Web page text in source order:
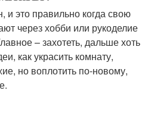
и это правильно когда свою
через хобби или рукоделие
– захотеть, дальше хоть
как украсить комнату,
но воплотить по-новому,